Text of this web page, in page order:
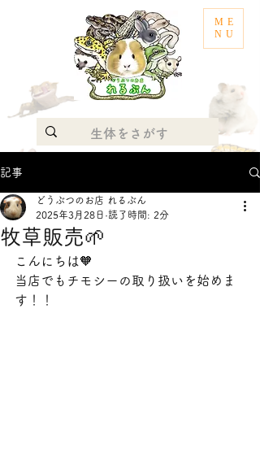
ME
NU
記事
牧草販売‪🌱‬
どうぶつのお店 れるぶん
2025年3月28日 読了時間: 2分
こんにちは🧡
当店でもチモシーの取り扱いを始めま
す！！